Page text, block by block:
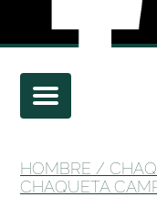
HOMBRE /
CHAQUETA